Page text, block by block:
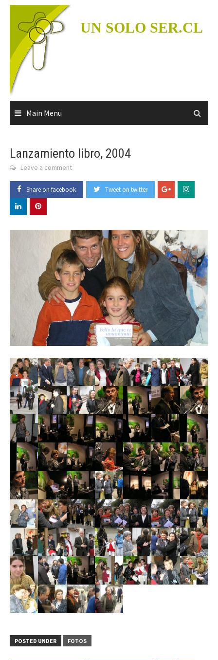
Skip
content
UN SOLO SER.CL
Main Menu
Lanzamiento libro, 2004
Leave a comment
Share on facebook Tweet on twitter
POSTED UNDER FOTOS